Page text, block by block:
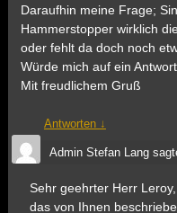
Daraufhin meine Frage;
Hammerstopper wirklich
oder fehlt da doch noch
Würde mich auf ein
Mit freudlichem Gruß
Antworten ↓
Admin Stefan Lang
Sehr geehrter Herr Leroy,
das von Ihnen